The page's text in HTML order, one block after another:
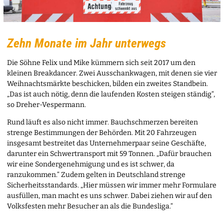
Zehn Monate im Jahr unterwegs
Die Söhne Felix und Mike kümmern sich seit 2017 um den
kleinen Breakdancer. Zwei Ausschankwagen, mit denen sie vier
Weihnachtsmärkte beschicken, bilden ein zweites Standbein.
„Das ist auch nötig, denn die laufenden Kosten steigen ständig“,
so Dreher-Vespermann.
Rund läuft es also nicht immer. Bauchschmerzen bereiten
strenge Bestimmungen der Behörden. Mit 20 Fahrzeugen
insgesamt bestreitet das Unternehmerpaar seine Geschäfte,
darunter ein Schwertransport mit 59 Tonnen. „Dafür brauchen
wir eine Sondergenehmigung und es ist schwer, da
ranzukommen.“ Zudem gelten in Deutschland strenge
Sicherheitsstandards. „Hier müssen wir immer mehr Formulare
ausfüllen, man macht es uns schwer. Dabei ziehen wir auf den
Volksfesten mehr Besucher an als die Bundesliga.“